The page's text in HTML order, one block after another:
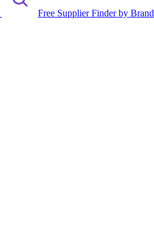
Free Supplier Finder by Brand